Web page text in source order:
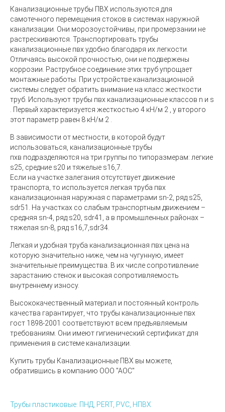
Канализационные трубы ПВХ используются для
самотечного перемещения стоков в системах наружной
канализации. Они морозоустойчивы, при промерзании не
растрескиваются. Транспортировать трубы
канализационные пвх удобно благодаря их легкости.
Отличаясь высокой прочностью, они не подвержены
коррозии. Раструбное соединение этих труб упрощает
монтажные работы. При устройстве канализационной
системы следует обратить внимание на класс жесткости
труб. Используют трубы пвх канализационные классов n и s
. Первый характеризуется жесткостью 4 кН/м 2 , у второго
этот параметр равен 8 кН/м 2 .
В зависимости от местности, в которой будут
использоваться, канализационные трубы
пхв подразделяются на три группы по типоразмерам: легкие
s25, средние s20 и тяжелые s16,7.
Если на участке залегания отсутствует движение
транспорта, то используется легкая труба пвх
канализационная наружная с параметрами sn-2, ряд s25,
sdr51. На участках со слабым транспортным движением –
средняя sn-4, ряд s20, sdr41, а в промышленных районах –
тяжелая sn-8, ряд s16,7,sdr34.
Легкая и удобная труба канализационная пвх цена на
которую значительно ниже, чем на чугунную, имеет
значительные преимущества. В их числе сопротивление
зарастанию стенок и высокая сопротивляемость
внутреннему износу.
Высококачественный материал и постоянный контроль
качества гарантирует, что трубы канализационные пвх
гост 1898-2001 соответствуют всем предъявляемым
требованиям. Они имеют гигиенический сертификат для
применения в системе канализации.
Купить трубы Канализационные ПВХ вы можете,
обратившись в компанию ООО "АОС"
Трубы пластиковые: ПНД, PERT, PVC, НПВХ